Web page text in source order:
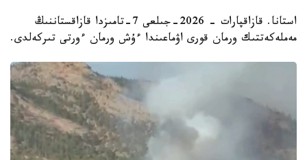
استانا. قازاقپارات - 2026-جىلعى 7-تامىزدا قازاقستاننىڭ
مەملەكەتتىك ورمان قورى اۋماعىندا ءۇش ورمان ءورتى تىركەلدى.